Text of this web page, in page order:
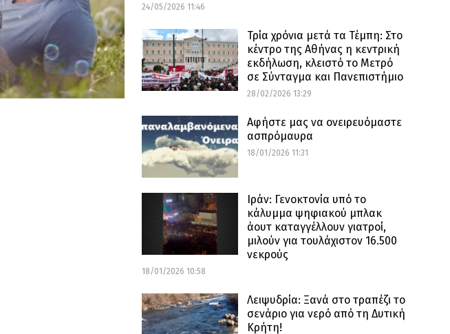
24/05/2026 11:46
Τρία χρόνια μετά τα Τέμπη: Στο
κέντρο της Αθήνας η κεντρική
εκδήλωση, κλειστό το Μετρό
σε Σύνταγμα και Πανεπιστήμιο
28/02/2026 13:29
Αφήστε μας να ονειρευόμαστε
ασπρόμαυρα
18/01/2026 11:31
Ιράν: Γενοκτονία υπό το
κάλυμμα ψηφιακού μπλακ
άουτ καταγγέλλουν γιατροί,
μιλούν για τουλάχιστον 16.500
νεκρούς
18/01/2026 10:58
Λειψυδρία: Ξανά στο τραπέζι το
σενάριο για νερό από τη Δυτική
Κρήτη!